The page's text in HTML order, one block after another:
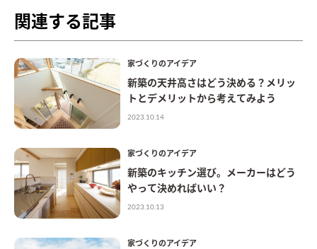
関連する記事
家づくりのアイデア
新築の天井高さはどう決める？メリッ
トとデメリットから考えてみよう
2023.10.14
家づくりのアイデア
新築のキッチン選び。メーカーはどう
やって決めればいい？
2023.10.13
家づくりのアイデア